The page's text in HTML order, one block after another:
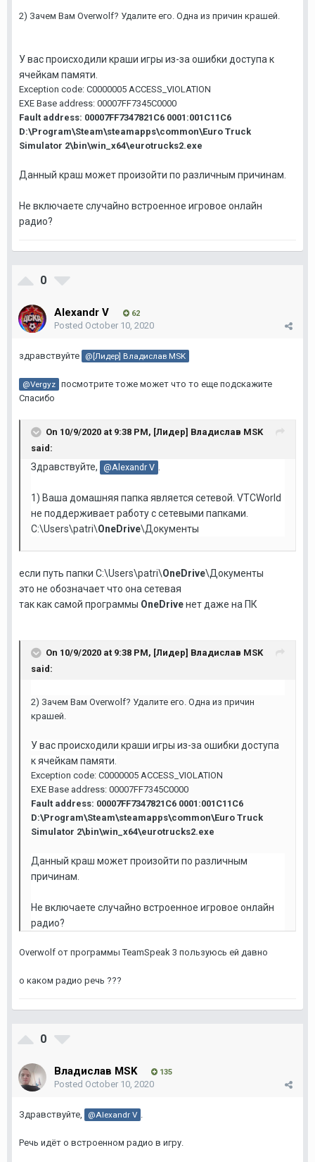
2) Зачем Вам Overwolf? Удалите его. Одна из причин крашей.
У вас происходили краши игры из-за ошибки доступа к
ячейкам памяти.
Exception code: C0000005 ACCESS_VIOLATION
EXE Base address: 00007FF7345C0000
Fault address: 00007FF7347821C6 0001:001C11C6
D:\Program\Steam\steamapps\common\Euro Truck
Simulator 2\bin\win_x64\eurotrucks2.exe
Данный краш может произойти по различным причинам.
Не включаете случайно встроенное игровое онлайн
радио?
0
Alexandr V 62
Posted October 10, 2020
здравствуйте @[Лидер] Владислав MSK
@Vergyz посмотрите тоже может что то еще подскажите
Спасибо
On 10/9/2020 at 9:38 PM, [Лидер] Владислав MSK
said:
Здравствуйте, @Alexandr V
1) Ваша домашняя папка является сетевой. VTCWorld
не поддерживает работу с сетевыми папками.
C:\Users\patri\OneDrive\Документы
если путь папки C:\Users\patri\OneDrive\Документы
это не обозначает что она сетевая
так как самой программы OneDriveнет даже на ПК
On 10/9/2020 at 9:38 PM, [Лидер] Владислав MSK
said:
2) Зачем Вам Overwolf? Удалите его. Одна из причин
крашей.
У вас происходили краши игры из-за ошибки доступа
к ячейкам памяти.
Exception code: C0000005 ACCESS_VIOLATION
EXE Base address: 00007FF7345C0000
Fault address: 00007FF7347821C6 0001:001C11C6
D:\Program\Steam\steamapps\common\Euro Truck
Simulator 2\bin\win_x64\eurotrucks2.exe
Данный краш может произойти по различным
причинам.
Не включаете случайно встроенное игровое онлайн
радио?
Overwolf от программы TeamSpeak 3 пользуюсь ей давно
о каком радио речь ???
0
Владислав MSK 135
Posted October 10, 2020
Здравствуйте, @Alexandr V .
Речь идёт о встроенном радио в игру.